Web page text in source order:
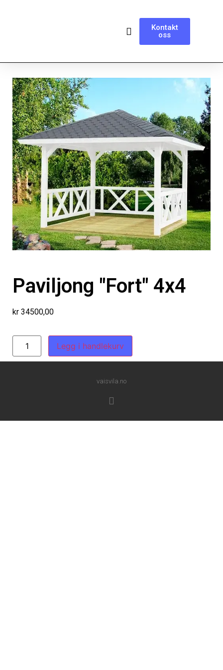
Kontakt
oss
Paviljong "Fort" 4x4
kr 34500,00
Legg i handlekurv
vaisvila.no